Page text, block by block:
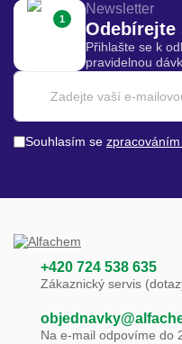
1
Newsletter
Odebírejte
Přihlašte se k
pravidelnou
Souhlasím se
+420 724 538 635
Zákaznický servis
Na e-mail odpovíme do